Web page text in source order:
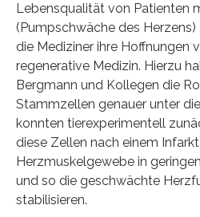
Lebensqualität von Patienten
(Pumpschwäche des
die Mediziner ihre Hoffnungen
regenerative Medizin. Hierzu
Bergmann und Kollegen die
Stammzellen genauer unter
konnten tierexperimentell
diese Zellen nach einem
Herzmuskelgewebe in
und so die geschwächte
stabilisieren.